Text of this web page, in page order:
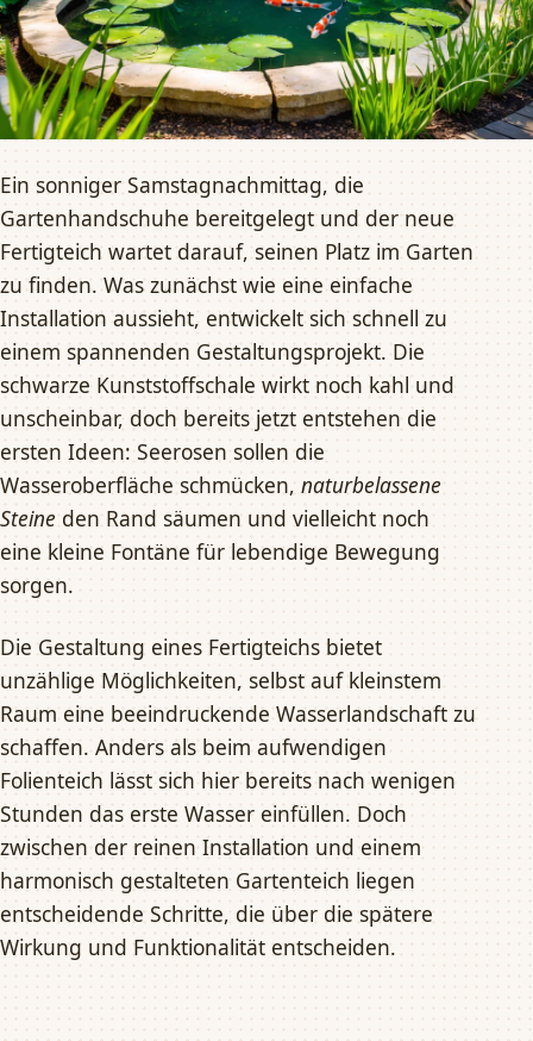
Ein sonniger Samstagnachmittag, die
Gartenhandschuhe bereitgelegt und der neue
Fertigteich wartet darauf, seinen Platz im Garten
zu finden. Was zunächst wie eine einfache
Installation aussieht, entwickelt sich schnell zu
einem spannenden Gestaltungsprojekt. Die
schwarze Kunststoffschale wirkt noch kahl und
unscheinbar, doch bereits jetzt entstehen die
ersten Ideen: Seerosen sollen die
Wasseroberfläche schmücken, naturbelassene
Steine den Rand säumen und vielleicht noch
eine kleine Fontäne für lebendige Bewegung
sorgen.
Die Gestaltung eines Fertigteichs bietet
unzählige Möglichkeiten, selbst auf kleinstem
Raum eine beeindruckende Wasserlandschaft zu
schaffen. Anders als beim aufwendigen
Folienteich lässt sich hier bereits nach wenigen
Stunden das erste Wasser einfüllen. Doch
zwischen der reinen Installation und einem
harmonisch gestalteten Gartenteich liegen
entscheidende Schritte, die über die spätere
Wirkung und Funktionalität entscheiden.